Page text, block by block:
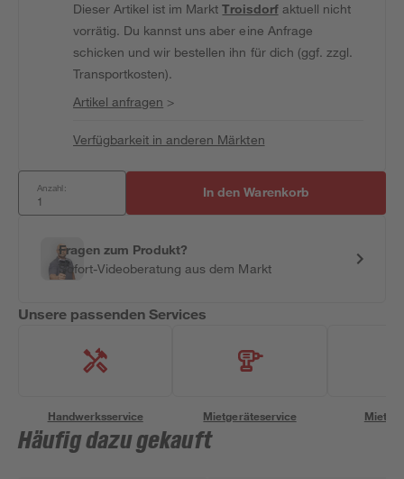
Dieser Artikel ist im MarktTroisdorfaktuell nicht
vorrätig. Du kannst uns aber eine Anfrage
schicken und wir bestellen ihn für dich (ggf. zzgl.
Transportkosten).
Artikel anfragen >
Verfügbarkeit in anderen Märkten
Anzahl: In den Warenkorb
Fragen zum Produkt?
Sofort-Videoberatung aus dem Markt
Unsere passenden Services
Handwerksservice Mietgeräteservice
Häufig dazu gekauft